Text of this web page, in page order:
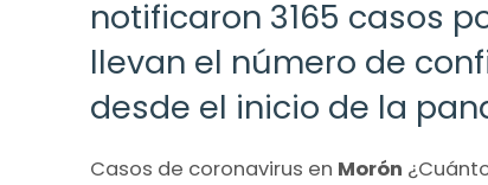
notificaron 3165 casos
llevan el número de
desde el inicio de la
Casos de coronavirus en Morón